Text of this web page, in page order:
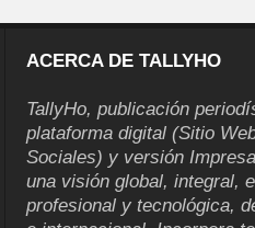
ACERCA DE TALLYHO
TallyHo, publicación
plataforma digital (Sitio
Sociales) y versión
una visión global, integral,
profesional y tecnológica,